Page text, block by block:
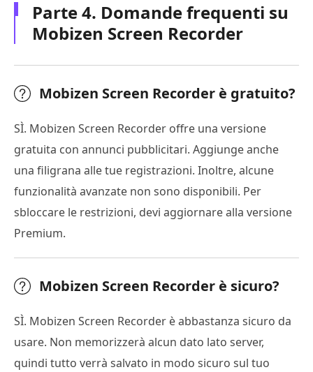
Parte 4. Domande frequenti su
Mobizen Screen Recorder
Mobizen Screen Recorder è gratuito?
SÌ. Mobizen Screen Recorder offre una versione
gratuita con annunci pubblicitari. Aggiunge anche
una filigrana alle tue registrazioni. Inoltre, alcune
funzionalità avanzate non sono disponibili. Per
sbloccare le restrizioni, devi aggiornare alla versione
Premium.
Mobizen Screen Recorder è sicuro?
SÌ. Mobizen Screen Recorder è abbastanza sicuro da
usare. Non memorizzerà alcun dato lato server,
quindi tutto verrà salvato in modo sicuro sul tuo